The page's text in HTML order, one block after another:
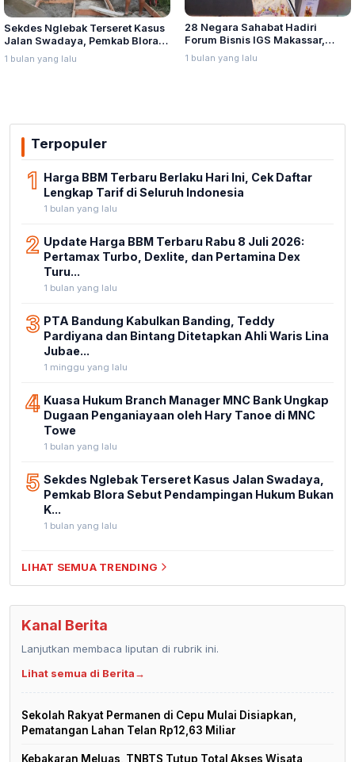
Sekdes Nglebak Terseret Kasus
Jalan Swadaya, Pemkab Blora
Sebut Pendampingan Hukum
Bukan Kewenangannya
1 bulan yang lalu
28 Negara Sahabat Hadiri
Forum Bisnis IGS Makassar,
Munafri Tawarkan Investasi
Stadion Untia
1 bulan yang lalu
Terpopuler
1 Harga BBM Terbaru Berlaku Hari Ini, Cek Daftar
Lengkap Tarif di Seluruh Indonesia
1 bulan yang lalu
2 Update Harga BBM Terbaru Rabu 8 Juli 2026:
Pertamax Turbo, Dexlite, dan Pertamina Dex
Turu...
1 bulan yang lalu
3 PTA Bandung Kabulkan Banding, Teddy
Pardiyana dan Bintang Ditetapkan Ahli Waris Lina
Jubae...
1 minggu yang lalu
4 Kuasa Hukum Branch Manager MNC Bank Ungkap
Dugaan Penganiayaan oleh Hary Tanoe di MNC
Towe
1 bulan yang lalu
5 Sekdes Nglebak Terseret Kasus Jalan Swadaya,
Pemkab Blora Sebut Pendampingan Hukum Bukan
K...
1 bulan yang lalu
LIHAT SEMUA TRENDING
Kanal Berita
Lanjutkan membaca liputan di rubrik ini.
Lihat semua di Berita→
Sekolah Rakyat Permanen di Cepu Mulai Disiapkan,
Pematangan Lahan Telan Rp12,63 Miliar
Kebakaran Meluas, TNBTS Tutup Total Akses Wisata